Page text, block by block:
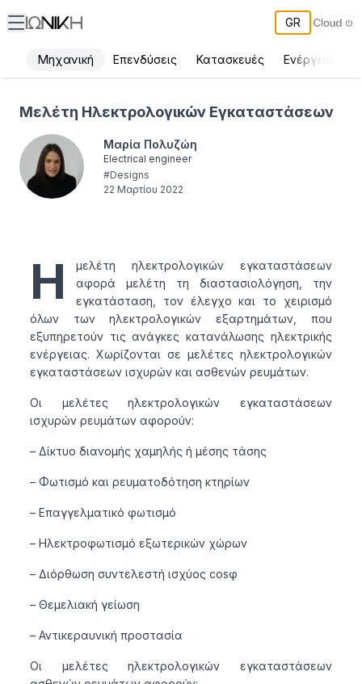
GR
Μηχανική Επενδύσεις Κατασκευές Ενέργεια
Μελέτη Ηλεκτρολογικών Εγκαταστάσεων
Μαρία Πολυζώη
Electrical engineer
#Designs
22 Μαρτίου 2022
Η
μελέτη ηλεκτρολογικών εγκαταστάσεων
αφορά μελέτη τη διαστασιολόγηση, την
εγκατάσταση, τον έλεγχο και το χειρισμό
όλων των ηλεκτρολογικών εξαρτημάτων, που
εξυπηρετούν τις ανάγκες κατανάλωσης ηλεκτρικής
ενέργειας. Χωρίζονται σε μελέτες ηλεκτρολογικών
εγκαταστάσεων ισχυρών και ασθενών ρευμάτων.
Οι μελέτες ηλεκτρολογικών εγκαταστάσεων
ισχυρών ρευμάτων αφορούν:
– Δίκτυο διανομής χαμηλής ή μέσης τάσης
– Φωτισμό και ρευματοδότηση κτηρίων
– Επαγγελματικό φωτισμό
– Ηλεκτροφωτισμό εξωτερικών χώρων
– Διόρθωση συντελεστή ισχύος cosφ
– Θεμελιακή γείωση
– Αντικεραυνική προστασία
Οι μελέτες ηλεκτρολογικών εγκαταστάσεων